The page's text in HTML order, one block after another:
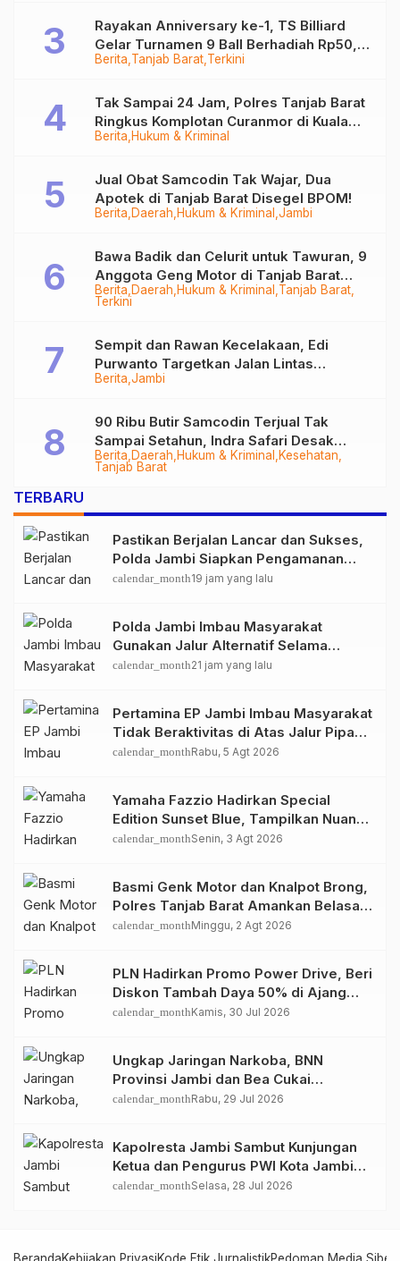
Berita Tanjab Barat Terkini
Rayakan Anniversary ke-1, TS Billiard
Gelar Turnamen 9 Ball Berhadiah Rp50,8
Juta
Berita Hukum & Kriminal
Tak Sampai 24 Jam, Polres Tanjab Barat
Ringkus Komplotan Curanmor di Kuala
Tungkal
Berita Daerah Hukum & Kriminal Jambi
Jual Obat Samcodin Tak Wajar, Dua
Apotek di Tanjab Barat Disegel BPOM!
Berita Daerah Hukum & Kriminal Tanjab Barat
Terkini
Bawa Badik dan Celurit untuk Tawuran, 9
Anggota Geng Motor di Tanjab Barat
Diringkus
Berita Jambi
Sempit dan Rawan Kecelakaan, Edi
Purwanto Targetkan Jalan Lintas
Tungkal-Jambi Mulus di 2028
Berita Daerah Hukum & Kriminal
Kesehatan
Tanjab Barat
90 Ribu Butir Samcodin Terjual Tak
Sampai Setahun, Indra Safari Desak
Audit Menyeluruh
TERBARU
Pastikan Berjalan Lancar dan Sukses,
Polda Jambi Siapkan Pengamanan
Berlapis untuk 8.750 Pelari, 1.848
calendar_month19 jam yang lalu
Polda Jambi Imbau Masyarakat
Gunakan Jalur Alternatif Selama
Pelaksanaan Presisi Merdeka Run
calendar_month21 jam yang lalu
Pertamina EP Jambi Imbau Masyarakat
Tidak Beraktivitas di Atas Jalur Pipa
Migas Demi Keselamatan Bersama
calendar_monthRabu, 5 Agt 2026
Yamaha Fazzio Hadirkan Special
Edition Sunset Blue, Tampilkan Nuansa
Retro Summer yang Semakin Skena
calendar_monthSenin, 3 Agt 2026
Basmi Genk Motor dan Knalpot Brong,
Polres Tanjab Barat Amankan Belasan
Kendaraan
calendar_monthMinggu, 2 Agt 2026
PLN Hadirkan Promo Power Drive, Beri
Diskon Tambah Daya 50% di Ajang
GIIAS 2026
calendar_monthKamis, 30 Jul 2026
Ungkap Jaringan Narkoba, BNN
Provinsi Jambi dan Bea Cukai
Amankan Sembilan Pelaku beserta
calendar_monthRabu, 29 Jul 2026
Kapolresta Jambi Sambut Kunjungan
Ketua dan Pengurus PWI Kota Jambi
Perkuat Sinergi dan Kolaborasi
calendar_monthSelasa, 28 Jul 2026